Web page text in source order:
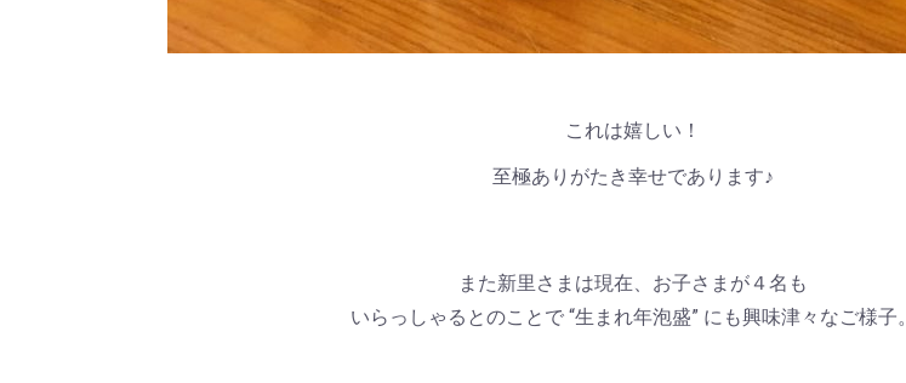
これは嬉しい！
至極ありがたき幸せであります♪
また新里さまは現在、お子さまが４名も
いらっしゃるとのことで “生まれ年泡盛” にも興味津々なご様子。